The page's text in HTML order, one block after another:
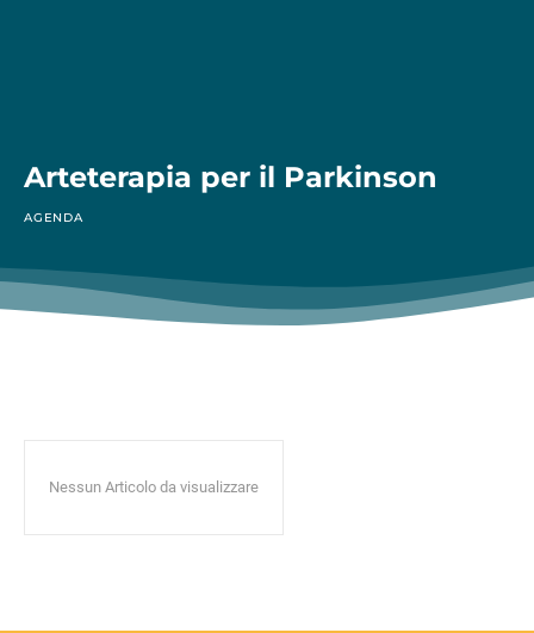
Arteterapia per il Parkinson
AGENDA
Nessun Articolo da visualizzare